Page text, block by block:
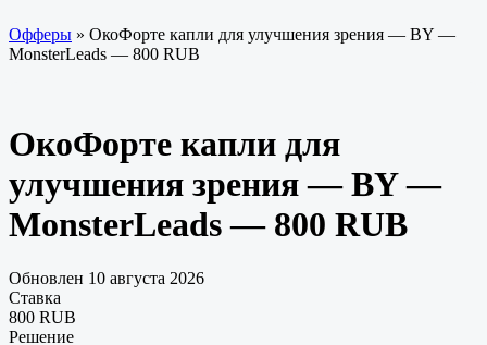
Офферы » ОкоФорте капли для улучшения зрения — BY —
MonsterLeads — 800 RUB
ОкоФорте капли для
улучшения зрения — BY —
MonsterLeads — 800 RUB
Обновлен 10 августа 2026
Ставка
800 RUB
Решение